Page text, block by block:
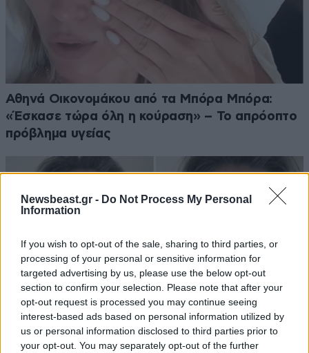
Newsbeast.gr - Do Not Process My Personal
Information
If you wish to opt-out of the sale, sharing to third parties, or
processing of your personal or sensitive information for
targeted advertising by us, please use the below opt-out
section to confirm your selection. Please note that after your
opt-out request is processed you may continue seeing
interest-based ads based on personal information utilized by
us or personal information disclosed to third parties prior to
your opt-out. You may separately opt-out of the further
Αθηνά Οικονομάκου από τα Μπόρα Μπόρα:
«Έσκασε τώρα όλη η κούραση» – Το απρόοπτο
πρόβλημα υγείας